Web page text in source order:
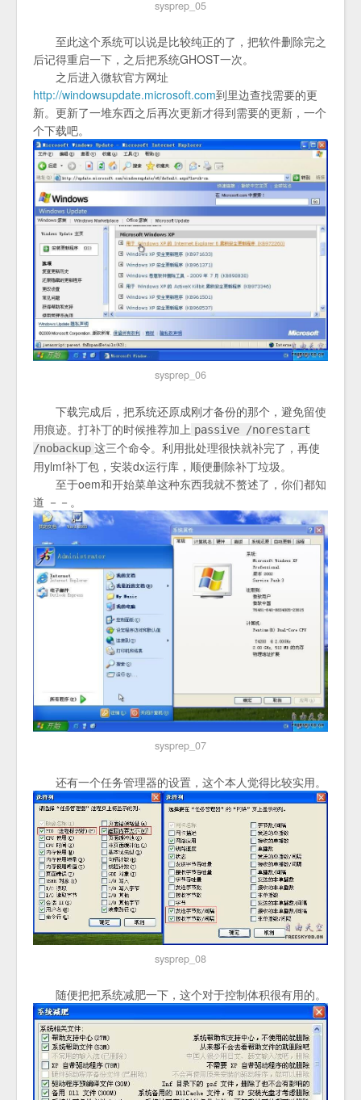
sysprep_05
至此这个系统可以说是比较纯正的了，把软件删除完之
后记得重启一下，之后把系统GHOST一次。
之后进入微软官方网址
http://windowsupdate.microsoft.com到里边查找需要的更
新。更新了一堆东西之后再次更新才得到需要的更新，一个
个下载吧。
sysprep_06
下载完成后，把系统还原成刚才备份的那个，避免留使
用痕迹。打补丁的时候推荐加上 passive /norestart
/nobackup 这三个命令。利用批处理很快就补完了，再使
用ylmf补丁包，安装dx运行库，顺便删除补丁垃圾。
至于oem和开始菜单这种东西我就不赘述了，你们都知
道 －－。
sysprep_07
还有一个任务管理器的设置，这个本人觉得比较实用。
sysprep_08
随便把把系统减肥一下，这个对于控制体积很有用的。